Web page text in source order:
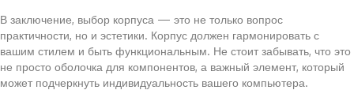
В заключение, выбор корпуса — это не только вопрос
практичности, но и эстетики. Корпус должен гармонировать с
вашим стилем и быть функциональным. Не стоит забывать, что это
не просто оболочка для компонентов, а важный элемент, который
может подчеркнуть индивидуальность вашего компьютера.